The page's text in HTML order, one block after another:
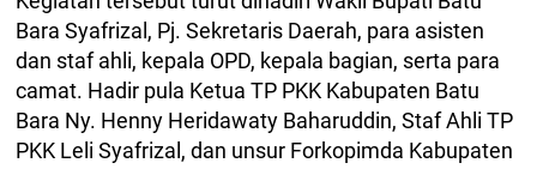
Bara Syafrizal, Pj. Sekretaris Daerah, para asisten
dan staf ahli, kepala OPD, kepala bagian, serta para
camat. Hadir pula Ketua TP PKK Kabupaten Batu
Bara Ny. Henny Heridawaty Baharuddin, Staf Ahli TP
PKK Leli Syafrizal, dan unsur Forkopimda Kabupaten